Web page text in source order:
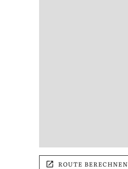
ROUTE BERECHNEN